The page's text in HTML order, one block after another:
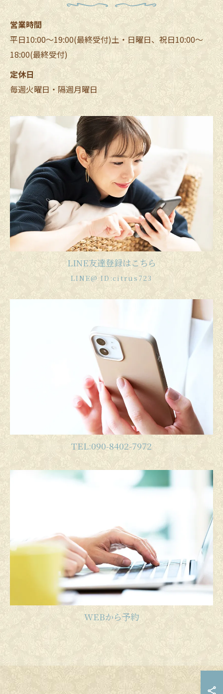
営業時間
平日10:00～19:00(最終受付)土・日曜日、祝日10:00～
18:00(最終受付)
定休日
毎週火曜日・隔週月曜日
LINE友達登録はこちら
LINE@ ID:citrus723
TEL:090-8402-7972
WEBから予約